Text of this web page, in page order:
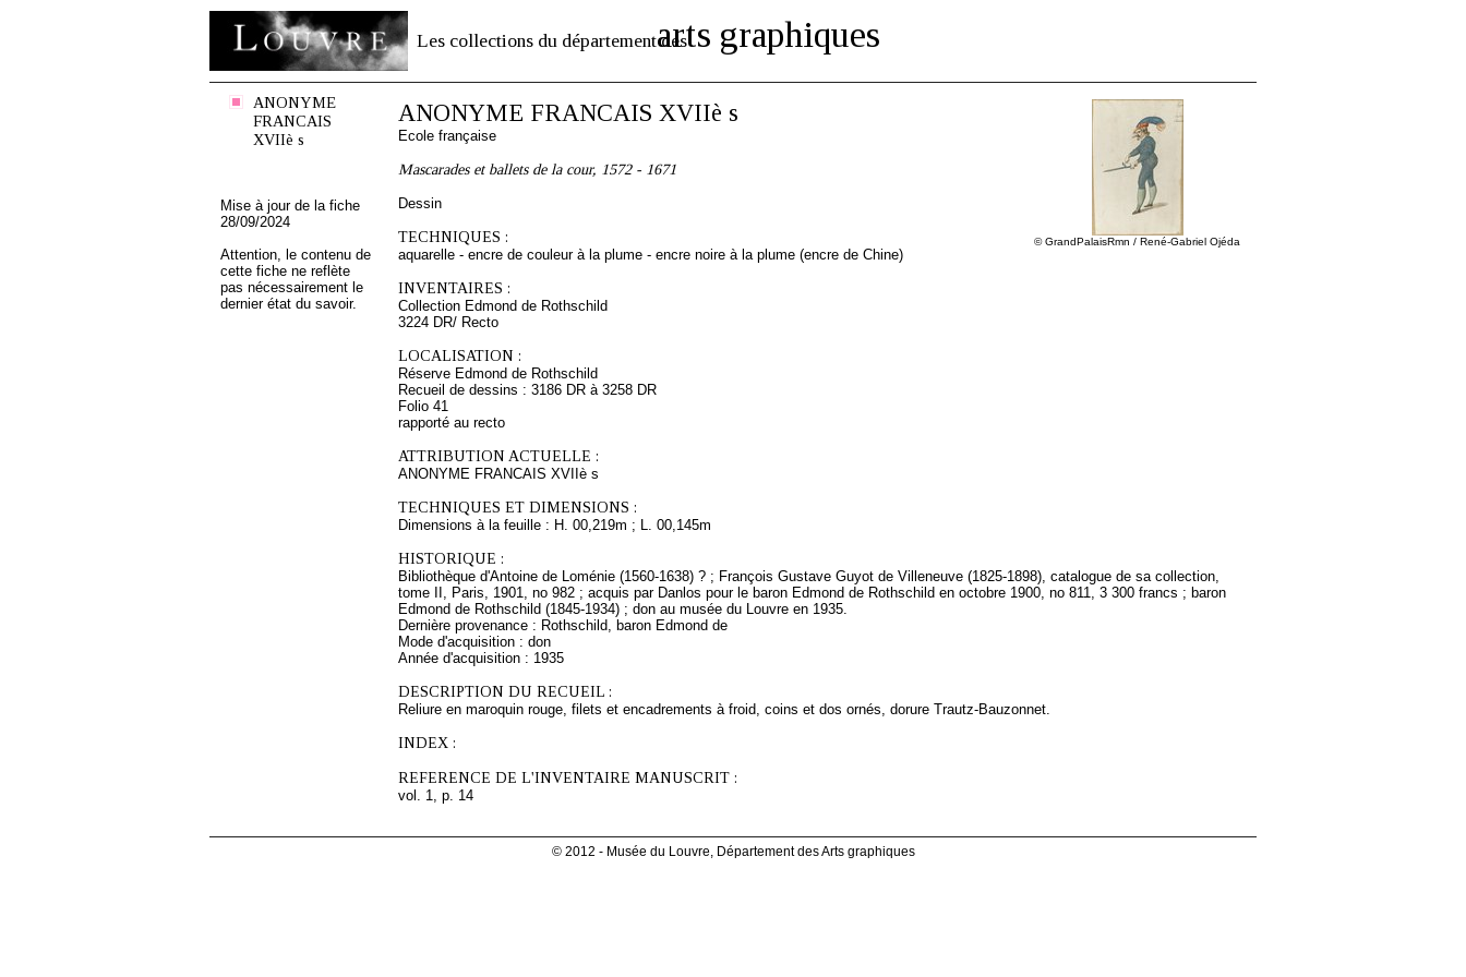
Les collections du département desarts graphiques
ANONYME
FRANCAIS
XVIIè s
Mise à jour de la fiche
28/09/2024
Attention, le contenu de
cette fiche ne reflète
pas nécessairement le
dernier état du savoir.
© GrandPalaisRmn / René-Gabriel Ojéda
ANONYME FRANCAIS XVIIè s
Ecole française
Mascarades et ballets de la cour, 1572 - 1671
Dessin
TECHNIQUES :
aquarelle - encre de couleur à la plume - encre noire à la plume (encre de Chine)
INVENTAIRES :
Collection Edmond de Rothschild
3224 DR/ Recto
LOCALISATION :
Réserve Edmond de Rothschild
Recueil de dessins : 3186 DR à 3258 DR
Folio 41
rapporté au recto
ATTRIBUTION ACTUELLE :
ANONYME FRANCAIS XVIIè s
TECHNIQUES ET DIMENSIONS :
Dimensions à la feuille : H. 00,219m ; L. 00,145m
HISTORIQUE :
Bibliothèque d'Antoine de Loménie (1560-1638) ? ; François Gustave Guyot de Villeneuve (1825-1898), catalogue de sa collection,
tome II, Paris, 1901, no 982 ; acquis par Danlos pour le baron Edmond de Rothschild en octobre 1900, no 811, 3 300 francs ; baron
Edmond de Rothschild (1845-1934) ; don au musée du Louvre en 1935.
Dernière provenance : Rothschild, baron Edmond de
Mode d'acquisition : don
Année d'acquisition : 1935
DESCRIPTION DU RECUEIL :
Reliure en maroquin rouge, filets et encadrements à froid, coins et dos ornés, dorure Trautz-Bauzonnet.
INDEX :
REFERENCE DE L'INVENTAIRE MANUSCRIT :
vol. 1, p. 14
© 2012 - Musée du Louvre, Département des Arts graphiques